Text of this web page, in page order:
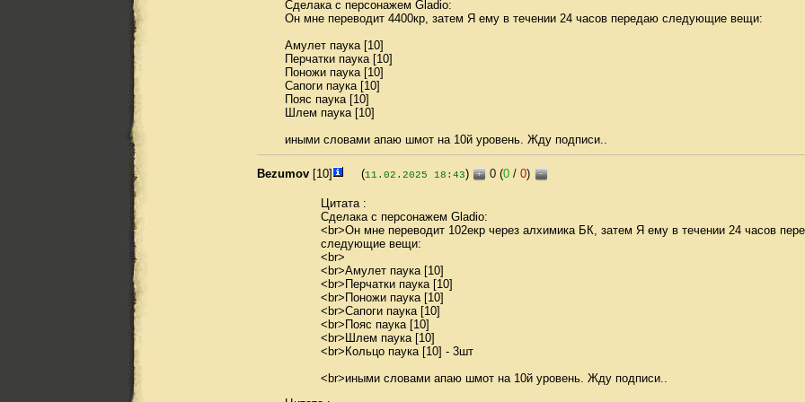
Сделака с персонажем Gladio:
Он мне переводит 4400кр, затем Я ему в течении 24 часов передаю следующие вещи:
Амулет паука [10]
Перчатки паука [10]
Поножи паука [10]
Сапоги паука [10]
Пояс паука [10]
Шлем паука [10]
иными словами апаю шмот на 10й уровень. Жду подписи..
Bezumov[10] (11.02.2025 18:43) + 0 (0/ 0) -
Цитата :
Сделака с персонажем Gladio:
<br>Он мне переводит 102екр через алхимика БК, затем Я ему в течении 24 часов
следующие вещи:
<br>
<br>Амулет паука [10]
<br>Перчатки паука [10]
<br>Поножи паука [10]
<br>Сапоги паука [10]
<br>Пояс паука [10]
<br>Шлем паука [10]
<br>Кольцо паука [10] - 3шт
<br>иными словами апаю шмот на 10й уровень. Жду подписи..